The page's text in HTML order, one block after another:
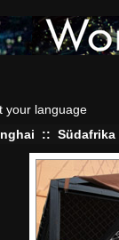
your language
:: Südafrika